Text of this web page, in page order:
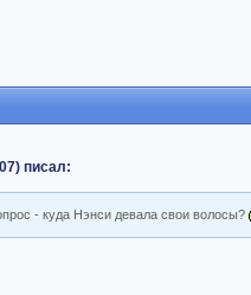
писал:
- куда Нэнси девала свои волосы?